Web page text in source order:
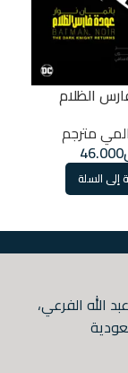
الظلام
مترجم
46.000
إلى السلة
الله الفرعي،